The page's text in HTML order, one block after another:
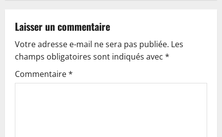
v
i
g
Laisser un commentaire
Votre adresse e-mail ne sera pas publiée. Les
champs obligatoires sont indiqués avec *
Commentaire*